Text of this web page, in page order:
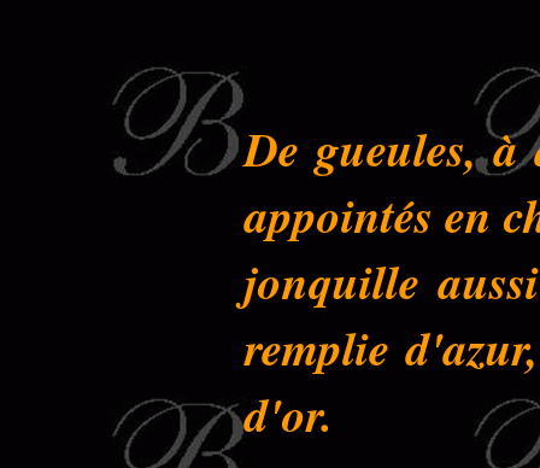
De gueules,
appointés en
jonquille
remplie
d'or.